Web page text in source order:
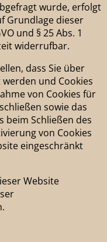
wurde, erfolgt
Grundlage dieser
und § 25 Abs. 1
widerrufbar.
dass Sie über
und Cookies
von Cookies für
sowie das
beim Schließen des
von Cookies
eingeschränkt
Website